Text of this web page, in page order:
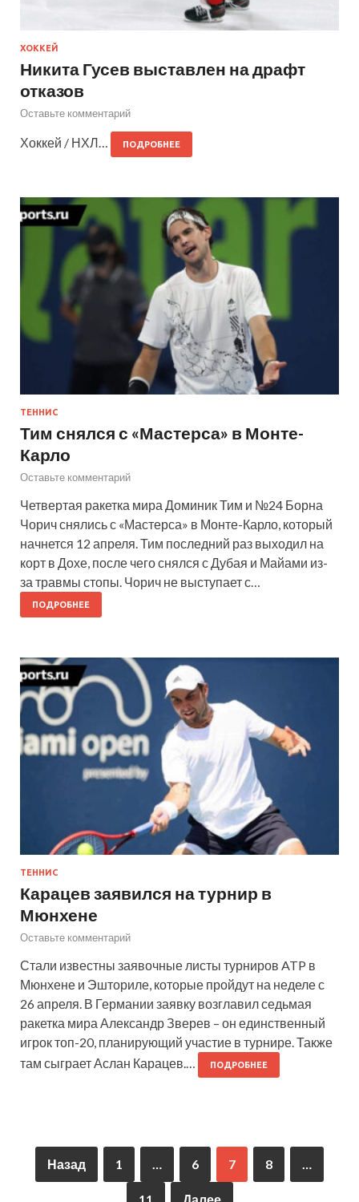
ХОККЕЙ
Никита Гусев выставлен на драфт
отказов
Оставьте комментарий
Хоккей / НХЛ… ПОДРОБНЕЕ
ТЕННИС
Тим снялся с «Мастерса» в Монте-
Карло
Оставьте комментарий
Четвертая ракетка мира Доминик Тим и №24 Борна
Чорич снялись с «Мастерса» в Монте-Карло, который
начнется 12 апреля. Тим последний раз выходил на
корт в Дохе, после чего снялся с Дубая и Майами из-
за травмы стопы. Чорич не выступает с…
ПОДРОБНЕЕ
ТЕННИС
Карацев заявился на турнир в
Мюнхене
Оставьте комментарий
Стали известны заявочные листы турниров ATP в
Мюнхене и Эшториле, которые пройдут на неделе с
26 апреля. В Германии заявку возглавил седьмая
ракетка мира Александр Зверев – он единственный
игрок топ-20, планирующий участие в турнире. Также
там сыграет Аслан Карацев.…
ПОДРОБНЕЕ
Назад 1 6 7 8
11 Далее